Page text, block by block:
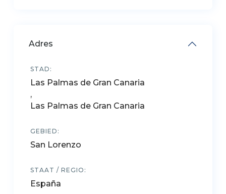
Adres
STAD:
Las Palmas de Gran Canaria
,
Las Palmas de Gran Canaria
GEBIED:
San Lorenzo
STAAT / REGIO:
España